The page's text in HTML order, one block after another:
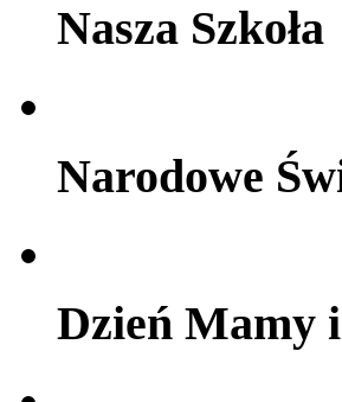
Nasza Szkoła
Narodowe
Dzień Mamy